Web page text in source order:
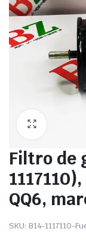
Filtro de
QQ6,
SKU: B14-1117110-